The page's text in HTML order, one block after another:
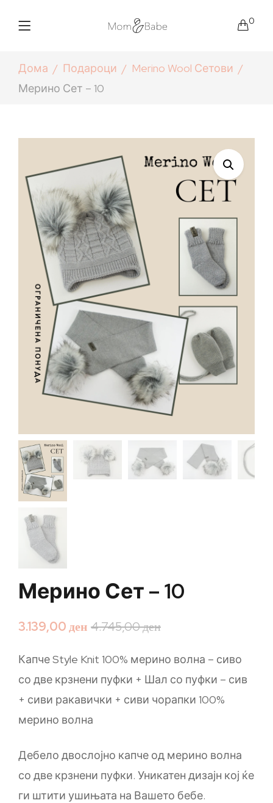
0
Дома Подароци
Merino Wool Сетови
Мерино Сет – 10
Мерино Сет – 10
4.745,00ден
3.139,00ден
Капче Style Knit 100% мерино волна – сиво
со две крзнени пуфки + Шал со пуфки – сив
+ сиви ракавички + сиви чорапки 100%
мерино волна
Дебело двослојно капче од мерино волна
со две крзнени пуфки. Уникатен дизајн кој ќе
ги штити ушињата на Вашето бебе.